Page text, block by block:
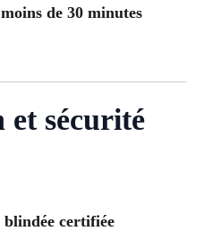
de 30 minutes
et sécurité
blindée certifiée